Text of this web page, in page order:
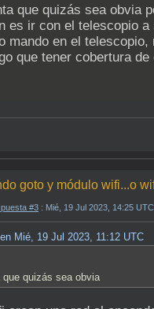
que quizás sea obvia
es ir con el telescopio
mando en el telescopio,
que tener cobertura de
goto y módulo wifi...o
#3 : Mié, 19 Jul 2023, 14:25
Mié, 19 Jul 2023, 11:12 UTC
que quizás sea obvia